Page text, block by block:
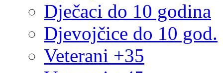
Dječaci do 10 godina
Djevojčice do 10 god.
Veterani +35